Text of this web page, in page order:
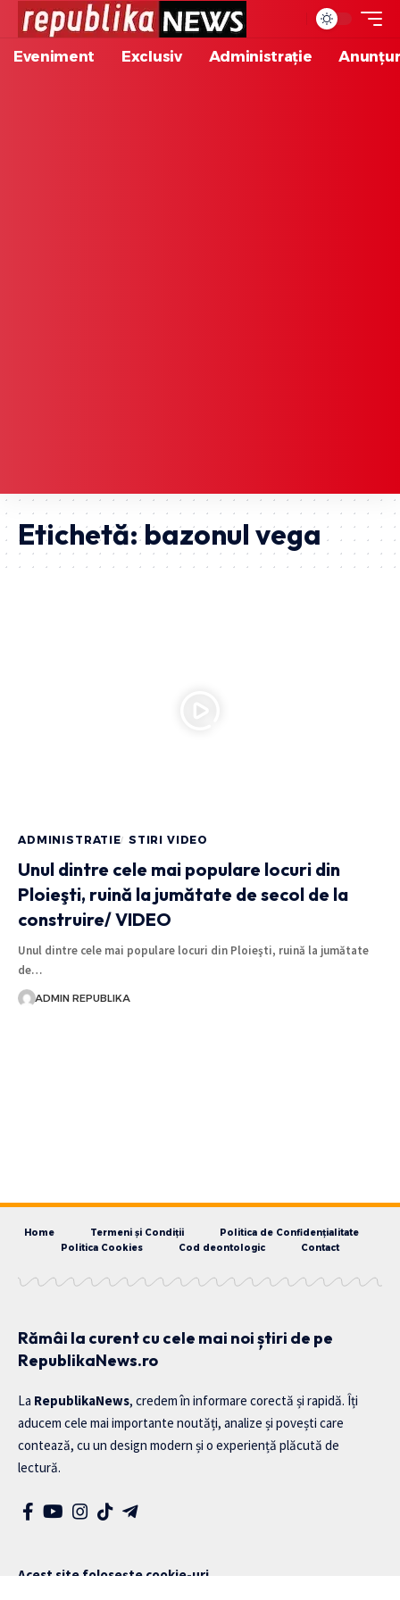
Eveniment Exclusiv Administrație
Etichetă:bazonul vega
ADMINISTRATIE STIRI VIDEO
Unul dintre cele mai populare locuri din
Ploieşti, ruină la jumătate de secol de la
construire/ VIDEO
Unul dintre cele mai populare locuri din Ploieşti, ruină la jumătate
de…
ADMIN REPUBLIKA
Home Termeni și Condiții
Politica de Confidențialitate
Politica Cookies
Cod deontologic Contact
Rămâi la curent cu cele mai noi știri de pe
RepublikaNews.ro
La RepublikaNews, credem în informare corectă și rapidă. Îți
aducem cele mai importante noutăți, analize și povești care
contează, cu un design modern și o experiență plăcută de
lectură.
Acest site folosește cookie-uri